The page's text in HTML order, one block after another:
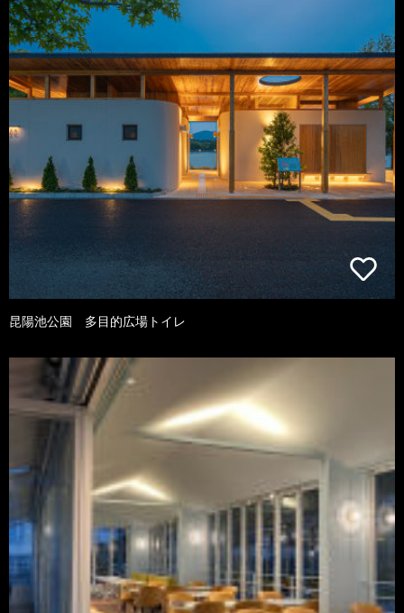
昆陽池公園 多目的広場トイレ